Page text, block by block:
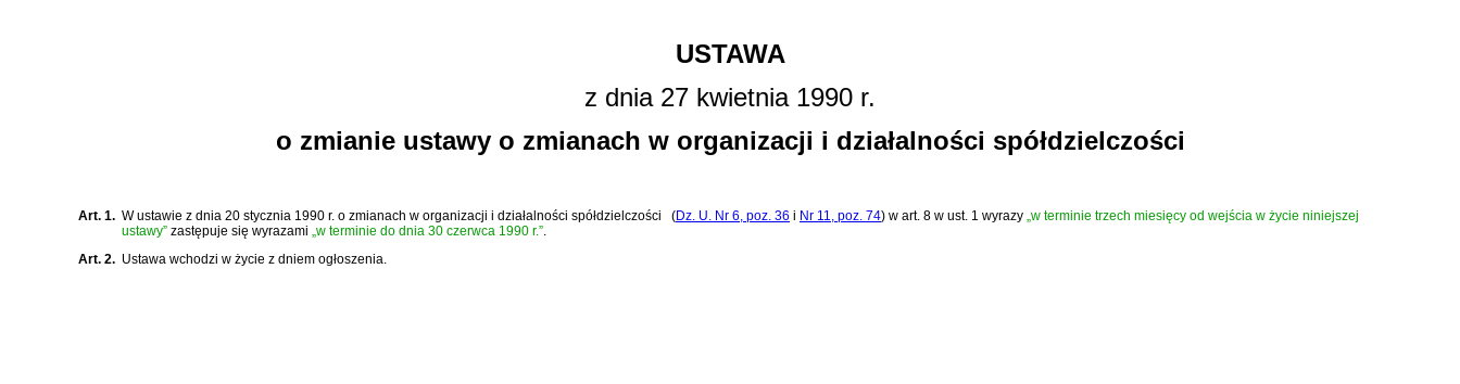
USTAWA
z dnia 27 kwietnia 1990 r.
o zmianie ustawy o zmianach w organizacji i działalności spółdzielczości
Art. 1. Wustawie z dnia 20 stycznia 1990 r. o zmianach w organizacji i działalności spółdzielczości (Dz. U. Nr 6, poz. 36 i Nr 11, poz. 74) w art. 8 w ust. 1 wyrazy „w terminie trzech miesięcy od wejścia w życie niniejszej
ustawy” zastępuje się wyrazami „w terminie do dnia 30 czerwca 1990 r.”.
Art. 2. Ustawa wchodzi w życie z dniem ogłoszenia.